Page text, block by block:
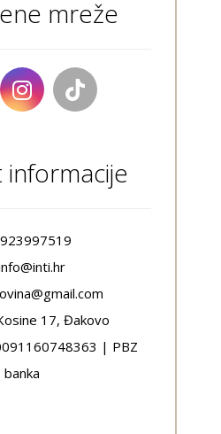
mreže
informacije
17, Đakovo
| PBZ
banka